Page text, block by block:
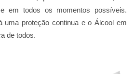
em todos os momentos possíveis.
uma proteção continua e o Álcool em
de todos.